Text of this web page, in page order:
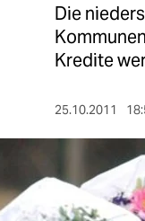
Die
Kredite
25.10.2011